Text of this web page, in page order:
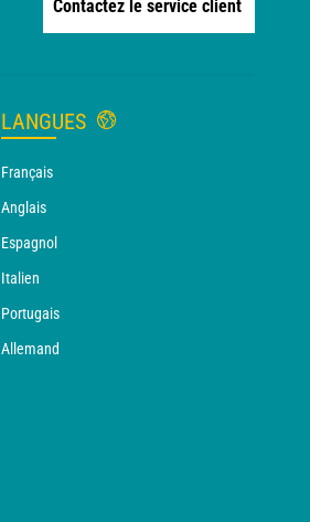
Contactez le service client
LANGUES
Français
Anglais
Espagnol
Italien
Portugais
Allemand